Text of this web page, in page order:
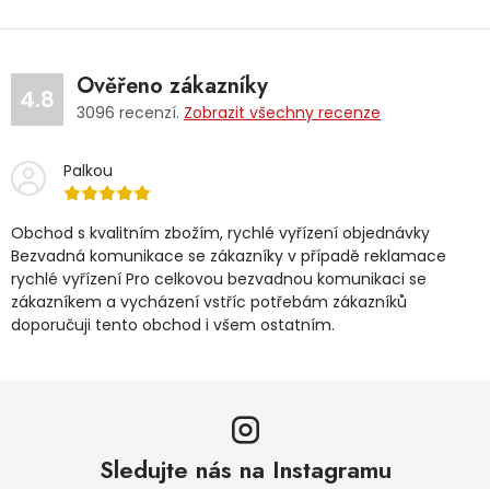
4.8 Ověřeno zákazníky
3096 recenzí. Zobrazit všechny recenze
Palkou
Obchod s kvalitním zbožím, rychlé vyřízení objednávky
Bezvadná komunikace se zákazníky v případě reklamace
rychlé vyřízení Pro celkovou bezvadnou komunikaci se
zákazníkem a vycházení vstříc potřebám zákazníků
doporučuji tento obchod i všem ostatním.
Sledujte nás na Instagramu